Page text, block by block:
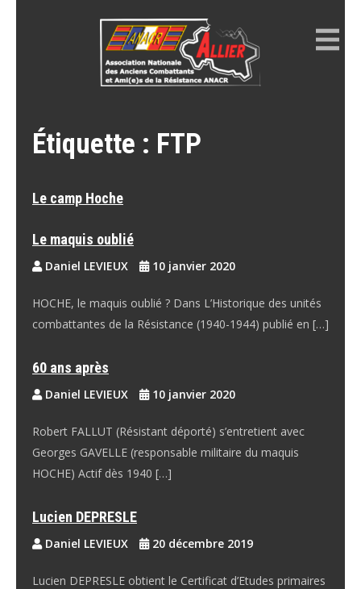
Étiquette : FTP
Le camp Hoche
Le maquis oublié
Daniel LEVIEUX 10 janvier 2020
HOCHE, le maquis oublié ? Dans L’Historique des unités
combattantes de la Résistance (1940-1944) publié en […]
60 ans après
Daniel LEVIEUX 10 janvier 2020
Robert FALLUT (Résistant déporté) s’entretient avec
Georges GAVELLE (responsable militaire du maquis
HOCHE) Actif dès 1940 […]
Lucien DEPRESLE
Daniel LEVIEUX 20 décembre 2019
Lucien DEPRESLE obtient le Certificat d’Etudes primaires